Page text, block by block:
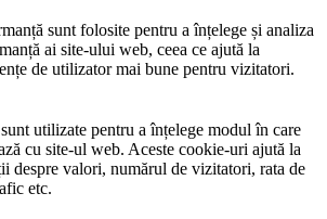
sunt folosite pentru a înțelege și analiza
ai site-ului web, ceea ce ajută la
de utilizator mai bune pentru vizitatori.
utilizate pentru a înțelege modul în care
cu site-ul web. Aceste cookie-uri ajută la
despre valori, numărul de vizitatori, rata de
etc.